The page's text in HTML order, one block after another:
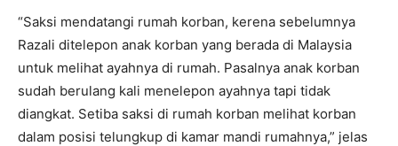
“Saksi mendatangi rumah korban, kerena sebelumnya
Razali ditelepon anak korban yang berada di Malaysia
untuk melihat ayahnya di rumah. Pasalnya anak korban
sudah berulang kali menelepon ayahnya tapi tidak
diangkat. Setiba saksi di rumah korban melihat korban
dalam posisi telungkup di kamar mandi rumahnya,” jelas